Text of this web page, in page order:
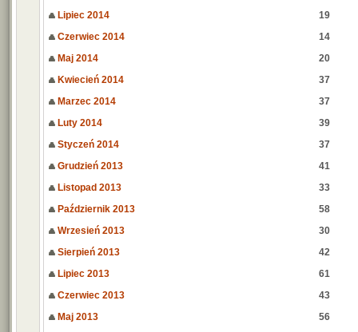
Lipiec 2014
19
Czerwiec 2014
14
Maj 2014
20
Kwiecień 2014
37
Marzec 2014
37
Luty 2014
39
Styczeń 2014
37
Grudzień 2013
41
Listopad 2013
33
Październik 2013
58
Wrzesień 2013
30
Sierpień 2013
42
Lipiec 2013
61
Czerwiec 2013
43
Maj 2013
56